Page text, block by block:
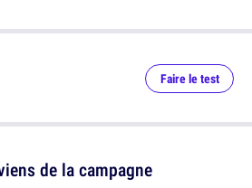
Faire le test
de la campagne